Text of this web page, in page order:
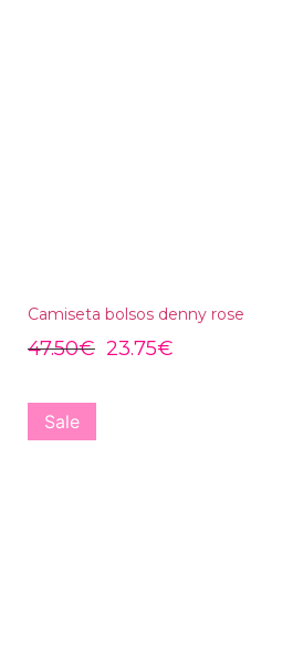
Camiseta bolsos denny rose
47.50€ 23.75€
Sale